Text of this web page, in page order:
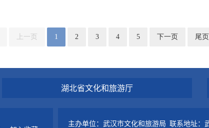
上一页 1 2 3 4 5 下一页 尾页
湖北省文化和旅游厅
主办单位：武汉市文化和旅游局 联系地址：